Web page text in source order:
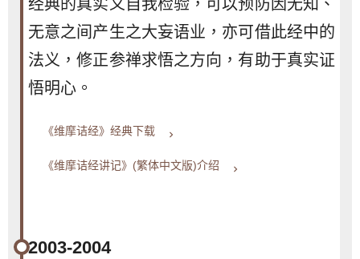
经典的真实义自我检验，可以预防因无知、
无意之间产生之大妄语业，亦可借此经中的
法义，修正参禅求悟之方向，有助于真实证
悟明心。
《维摩诘经》经典下载 keyboard_arrow_right
《维摩诘经讲记》(繁体中文版)介绍 keyboard_arrow_right
2003-2004